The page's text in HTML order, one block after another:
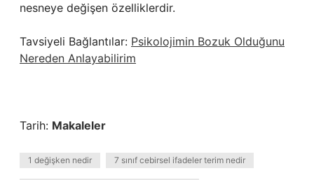
nesneye değişen özelliklerdir.
Tavsiyeli Bağlantılar: Psikolojimin Bozuk Olduğunu
Nereden Anlayabilirim
Tarih: Makaleler
1 değişken nedir 7 sınıf cebirsel ifadeler terim nedir